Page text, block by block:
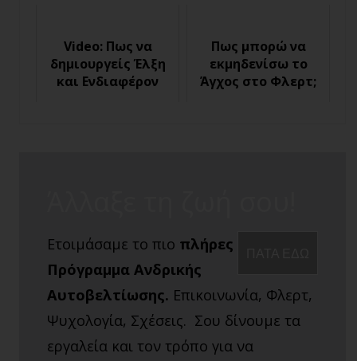
Video: Πως να
δημιουργείς Έλξη
και Ενδιαφέρον
Πως μπορώ να
εκμηδενίσω το
Άγχος στο Φλερτ;
Ετοιμάσαμε το πιο πλήρες
Πρόγραμμα Ανδρικής
Αυτοβελτίωσης. Επικοινωνία, Φλερτ,
Ψυχολογία, Σχέσεις. Σου δίνουμε τα
εργαλεία και τον τρόπο για να